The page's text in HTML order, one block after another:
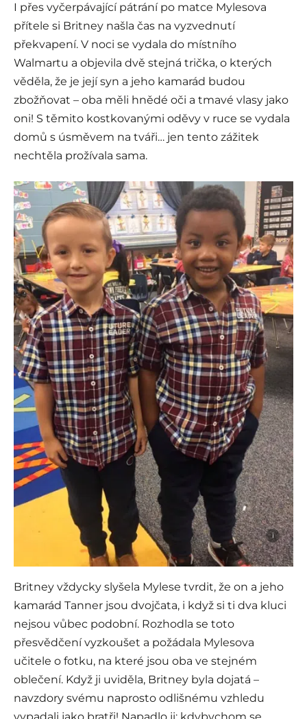
I přes vyčerpávající pátrání po matce Mylesova
přítele si Britney našla čas na vyzvednutí
překvapení. V noci se vydala do místního
Walmartu a objevila dvě stejná trička, o kterých
věděla, že je její syn a jeho kamarád budou
zbožňovat – oba měli hnědé oči a tmavé vlasy jako
oni! S těmito kostkovanými oděvy v ruce se vydala
domů s úsměvem na tváři… jen tento zážitek
nechtěla prožívala sama.
i
Britney vždycky slyšela Mylese tvrdit, že on a jeho
kamarád Tanner jsou dvojčata, i když si ti dva kluci
nejsou vůbec podobní. Rozhodla se toto
přesvědčení vyzkoušet a požádala Mylesova
učitele o fotku, na které jsou oba ve stejném
oblečení. Když ji uviděla, Britney byla dojatá –
navzdory svému naprosto odlišnému vzhledu